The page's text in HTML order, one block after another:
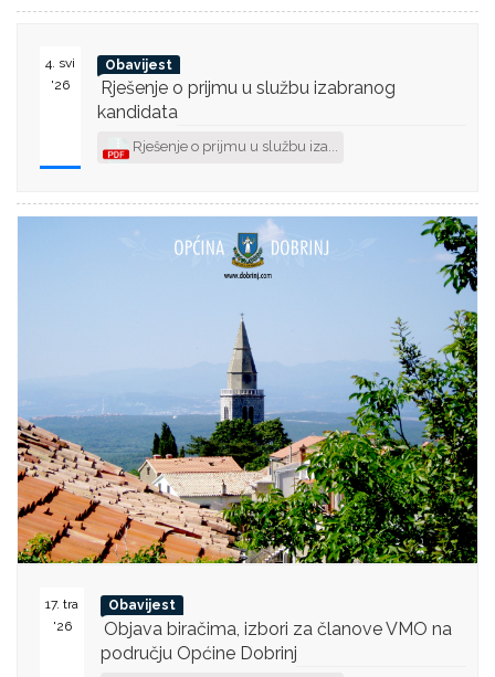
4. svi
'26
Obavijest
Rješenje o prijmu u službu izabranog
kandidata
Rješenje o prijmu u službu iza...
17. tra
'26
Obavijest
Objava biračima, izbori za članove VMO na
području Općine Dobrinj